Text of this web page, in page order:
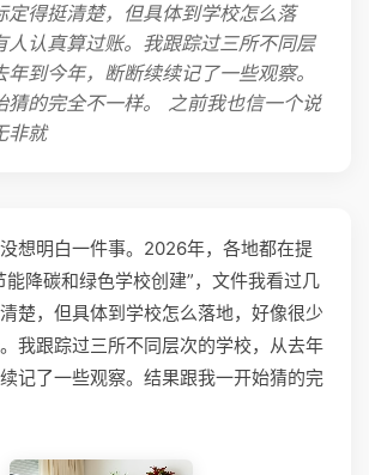
定得挺清楚，但具体到学校怎么落
人认真算过账。我跟踪过三所不同层
到今年，断断续续记了一些观察。
猜的完全不一样。 之前我也信一个说
非就
想明白一件事。2026年，各地都在提
能降碳和绿色学校创建”，文件我看过几
楚，但具体到学校怎么落地，好像很少
我跟踪过三所不同层次的学校，从去年
记了一些观察。结果跟我一开始猜的完